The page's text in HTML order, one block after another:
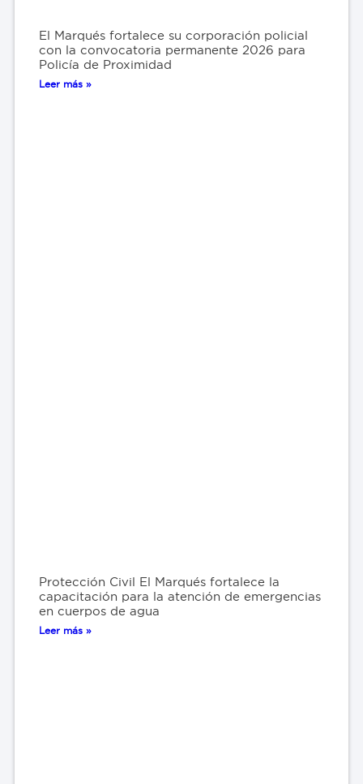
El Marqués fortalece su corporación policial
con la convocatoria permanente 2026 para
Policía de Proximidad
Leer más »
Protección Civil El Marqués fortalece la
capacitación para la atención de emergencias
en cuerpos de agua
Leer más »